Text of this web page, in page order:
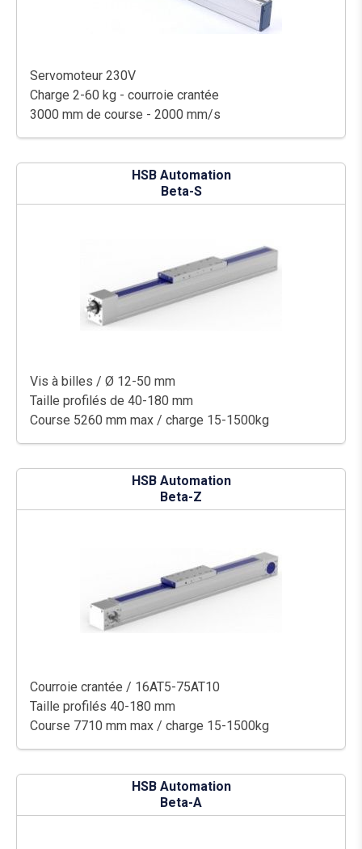
Servomoteur 230V
Charge 2-60 kg - courroie crantée
3000 mm de course - 2000 mm/s
HSB Automation
Beta-S
Vis à billes / Ø 12-50 mm
Taille profilés de 40-180 mm
Course 5260 mm max / charge 15-1500kg
HSB Automation
Beta-Z
Courroie crantée / 16AT5-75AT10
Taille profilés 40-180 mm
Course 7710 mm max / charge 15-1500kg
HSB Automation
Beta-A